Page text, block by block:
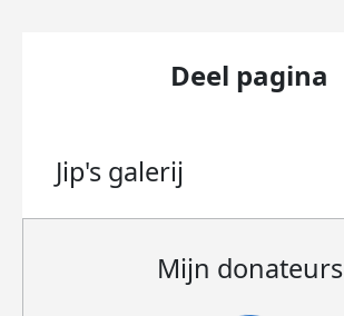
Deel pagina
Jip's galerij
Mijn donateurs